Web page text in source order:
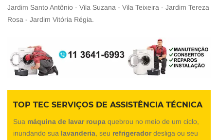
Jardim Santo Antônio - Vila Suzana - Vila Teixeira - Jardim Tereza
Rosa - Jardim Vitória Régia.
TOP TEC SERVIÇOS DE ASSISTÊNCIA TÉCNICA
Sua máquina de lavar roupa quebrou no meio de um ciclo,
inundando sua lavanderia, seu refrigeradordesliga ou seu